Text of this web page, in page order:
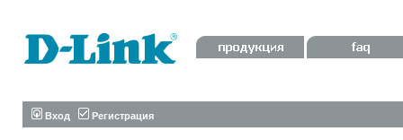
Вход Регистрация